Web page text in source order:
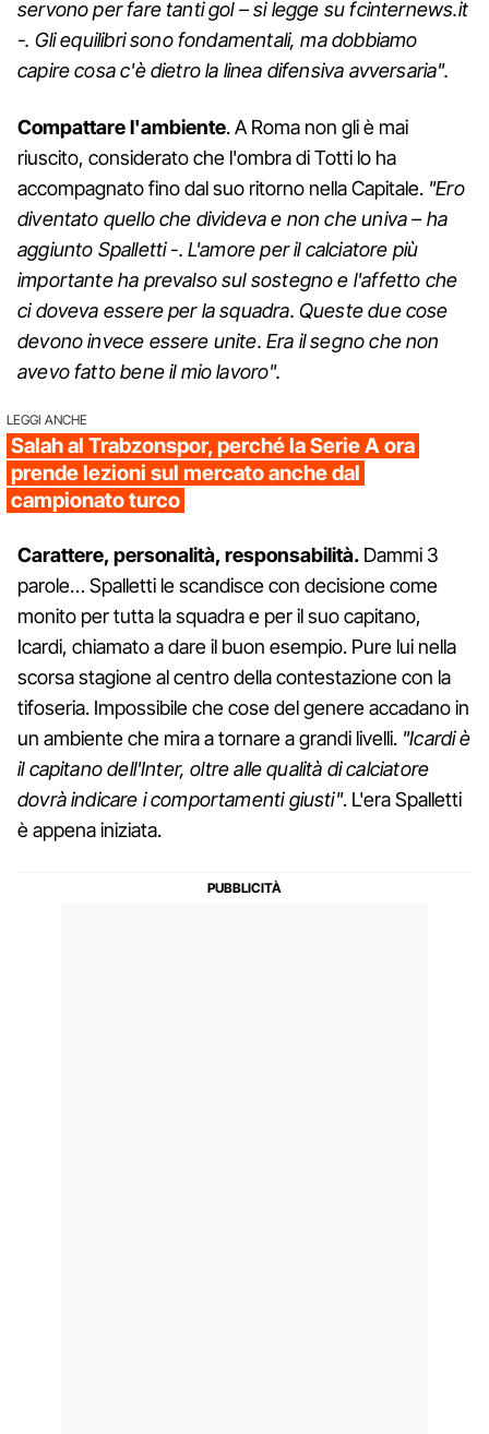
servono per fare tanti gol – si legge su fcinternews.it
-. Gli equilibri sono fondamentali, ma dobbiamo
capire cosa c'è dietro la linea difensiva avversaria".
Compattare l'ambiente. A Roma non gli è mai
riuscito, considerato che l'ombra di Totti lo ha
accompagnato fino dal suo ritorno nella Capitale. "Ero
diventato quello che divideva e non che univa – ha
aggiunto Spalletti -. L'amore per il calciatore più
importante ha prevalso sul sostegno e l'affetto che
ci doveva essere per la squadra. Queste due cose
devono invece essere unite. Era il segno che non
avevo fatto bene il mio lavoro".
LEGGI ANCHE
Salah al Trabzonspor, perché la Serie A ora
prende lezioni sul mercato anche dal
campionato turco
Carattere, personalità, responsabilità. Dammi 3
parole… Spalletti le scandisce con decisione come
monito per tutta la squadra e per il suo capitano,
Icardi, chiamato a dare il buon esempio. Pure lui nella
scorsa stagione al centro della contestazione con la
tifoseria. Impossibile che cose del genere accadano in
un ambiente che mira a tornare a grandi livelli. "Icardi è
il capitano dell'Inter, oltre alle qualità di calciatore
dovrà indicare i comportamenti giusti". L'era Spalletti
è appena iniziata.